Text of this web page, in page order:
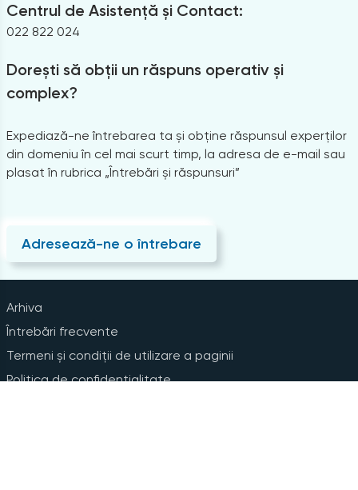
Centrul de Asistență și Contact:
022 822 024
Dorești să obții un răspuns operativ și
complex?
Expediază-ne întrebarea ta și obține răspunsul experților
din domeniu în cel mai scurt timp, la adresa de e-mail sau
plasat în rubrica „Întrebări și răspunsuri”
Adresează-ne o întrebare
Arhiva
Întrebări frecvente
Termeni și condiții de utilizare a paginii
Politica de confidențialitate